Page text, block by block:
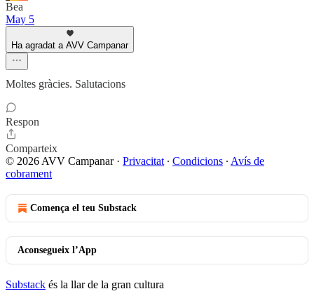
Bea
May 5
Ha agradat a AVV Campanar
Moltes gràcies. Salutacions
Respon
Comparteix
© 2026 AVV Campanar· Privacitat ∙ Condicions ∙ Avís de
cobrament
Comença el teu Substack
Aconsegueix l’App
Substack és la llar de la gran cultura